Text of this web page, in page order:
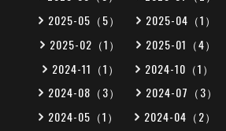
2025-05（5）
2025-04（1）
2025-02（1）
2025-01（4）
2024-11（1）
2024-10（1）
2024-08（3）
2024-07（3）
2024-05（1）
2024-04（2）